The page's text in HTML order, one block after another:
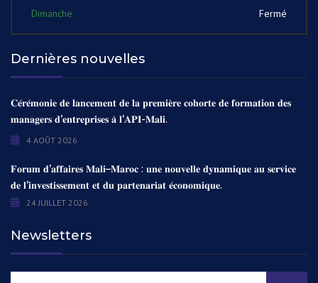
Dimanche
Fermé
Dernières nouvelles
𝐂𝐞́𝐫𝐞́𝐦𝐨𝐧𝐢𝐞 𝐝𝐞 𝐥𝐚𝐧𝐜𝐞𝐦𝐞𝐧𝐭 𝐝𝐞 𝐥𝐚 𝐩𝐫𝐞𝐦𝐢𝐞̀𝐫𝐞 𝐜𝐨𝐡𝐨𝐫𝐭𝐞 𝐝𝐞 𝐟𝐨𝐫𝐦𝐚𝐭𝐢𝐨𝐧 𝐝𝐞𝐬
𝐦𝐚𝐧𝐚𝐠𝐞𝐫𝐬 𝐝’𝐞𝐧𝐭𝐫𝐞𝐩𝐫𝐢𝐬𝐞𝐬 𝐚̀ 𝐥’𝐀𝐏𝐈-𝐌𝐚𝐥𝐢.
4 AOÛT 2026
𝐅𝐨𝐫𝐮𝐦 𝐝’𝐚𝐟𝐟𝐚𝐢𝐫𝐞𝐬 𝐌𝐚𝐥𝐢–𝐌𝐚𝐫𝐨𝐜 : 𝐮𝐧𝐞 𝐧𝐨𝐮𝐯𝐞𝐥𝐥𝐞 𝐝𝐲𝐧𝐚𝐦𝐢𝐪𝐮𝐞 𝐚𝐮 𝐬𝐞𝐫𝐯𝐢𝐜𝐞
𝐝𝐞 𝐥’𝐢𝐧𝐯𝐞𝐬𝐭𝐢𝐬𝐬𝐞𝐦𝐞𝐧𝐭 𝐞𝐭 𝐝𝐮 𝐩𝐚𝐫𝐭𝐞𝐧𝐚𝐫𝐢𝐚𝐭 𝐞́𝐜𝐨𝐧𝐨𝐦𝐢𝐪𝐮𝐞.
24 JUILLET 2026
Newsletters